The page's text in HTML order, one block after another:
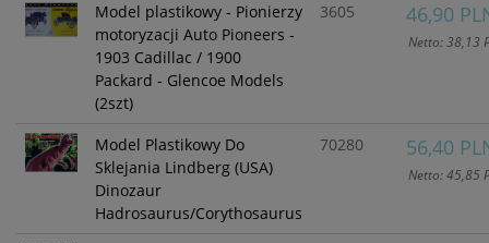
Model plastikowy - Pionierzy
motoryzacji Auto Pioneers -
1903 Cadillac / 1900
Packard - Glencoe Models
(2szt)
3605 46,90
Netto: 38,13
Model Plastikowy Do
Sklejania Lindberg (USA)
Dinozaur
Hadrosaurus/Corythosaurus
70280 56,40
Netto: 45,85